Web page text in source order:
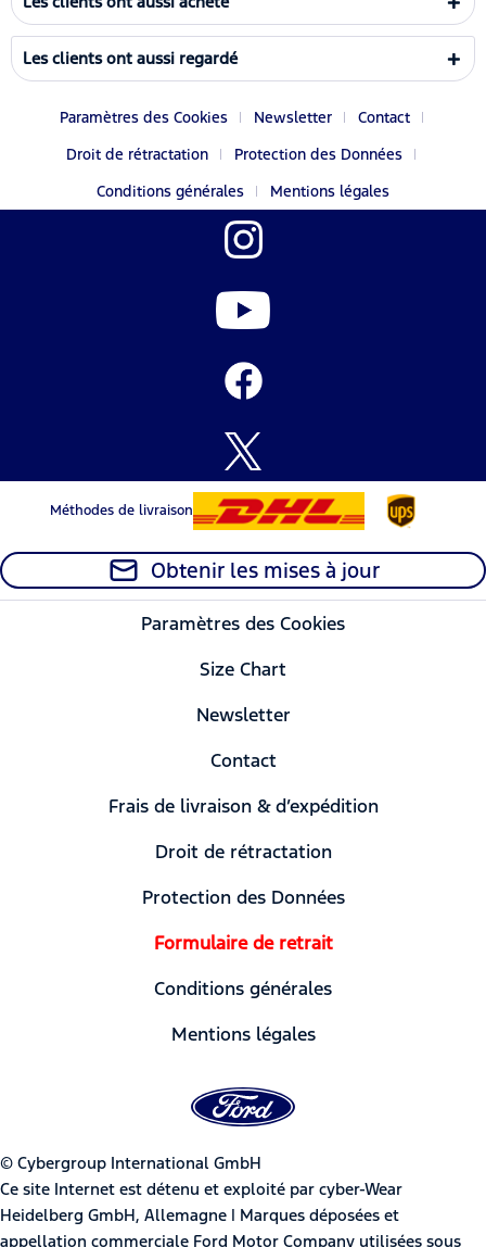
Les clients ont aussi regardé
Paramètres des Cookies Newsletter
Contact
Droit de rétractation
Protection des Données
Conditions générales
Mentions légales
Méthodes de livraison
Obtenir les mises à jour
Paramètres des Cookies
Size Chart
Newsletter
Contact
Frais de livraison & d’expédition
Droit de rétractation
Protection des Données
Formulaire de retrait
Conditions générales
Mentions légales
© Cybergroup International GmbH
Ce site Internet est détenu et exploité par cyber-Wear
Heidelberg GmbH, Allemagne | Marques déposées et
appellation commerciale Ford Motor Company utilisées sous